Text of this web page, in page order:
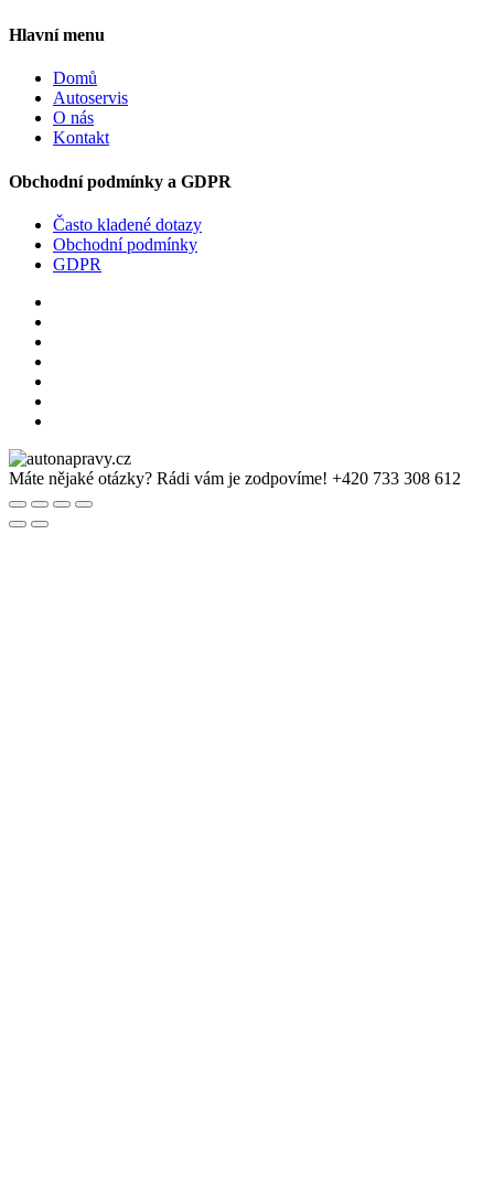
Hlavní menu
Domů
Autoservis
O nás
Kontakt
Obchodní podmínky a GDPR
Často kladené dotazy
Obchodní podmínky
GDPR
Máte nějaké otázky? Rádi vám je zodpovíme! +420 733 308 612